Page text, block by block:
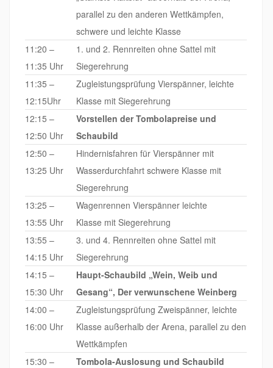
parallel zu den anderen Wettkämpfen,
schwere und leichte Klasse
11:20 –
11:35 Uhr
1. und 2. Rennreiten ohne Sattel mit
Siegerehrung
11:35 –
12:15Uhr
Zugleistungsprüfung Vierspänner, leichte
Klasse mit Siegerehrung
12:15 –
12:50 Uhr
Vorstellen der Tombolapreise und
Schaubild
12:50 –
13:25 Uhr
Hindernisfahren für Vierspänner mit
Wasserdurchfahrt schwere Klasse mit
Siegerehrung
13:25 –
13:55 Uhr
Wagenrennen Vierspänner leichte
Klasse mit Siegerehrung
13:55 –
14:15 Uhr
3. und 4. Rennreiten ohne Sattel mit
Siegerehrung
14:15 –
15:30 Uhr
Haupt-Schaubild „Wein, Weib und
Gesang“, Der verwunschene Weinberg
14:00 –
16:00 Uhr
Zugleistungsprüfung Zweispänner, leichte
Klasse außerhalb der Arena, parallel zu den
Wettkämpfen
15:30 –
Tombola-Auslosung und Schaubild